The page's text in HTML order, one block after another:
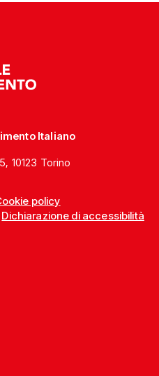
Italiano
10123 Torino
policy
Dichiarazione di accessibilità